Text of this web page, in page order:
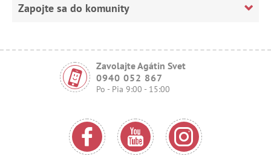
Zapojte sa do komunity
Zavolajte Agátin Svet
0940 052 867
Po - Pia 9:00 - 15:00